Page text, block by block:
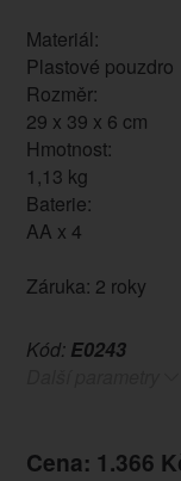
Materiál:
Plastové pouzdro
Rozměr:
29 x 39 x 6 cm
Hmotnost:
1,13 kg
Baterie:
AA x 4
Záruka: 2 roky
Kód: E0243
Cena: 1.366